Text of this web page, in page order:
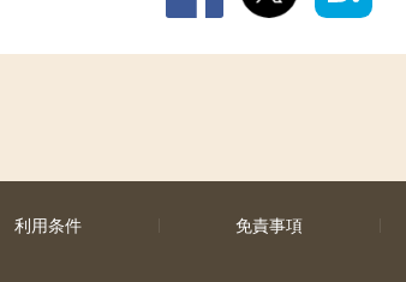
利用条件 免責事項